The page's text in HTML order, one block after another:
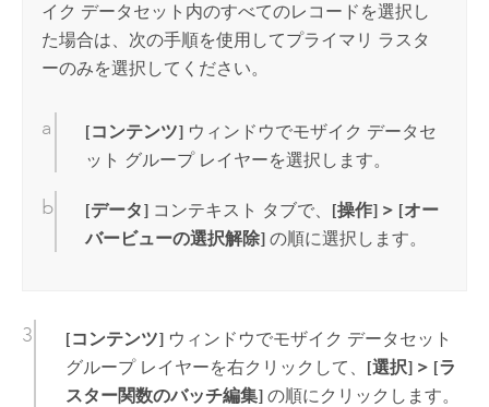
イク データセット内のすべてのレコードを選択し
た場合は、次の手順を使用してプライマリ ラスタ
ーのみを選択してください。
[コンテンツ]ウィンドウでモザイク データセ
ット グループ レイヤーを選択します。
[データ]コンテキスト タブで、 [操作] > [オー
バービューの選択解除]の順に選択します。
[コンテンツ]ウィンドウでモザイク データセット
グループ レイヤーを右クリックして、 [選択] > [ラ
スター関数のバッチ編集]の順にクリックします。